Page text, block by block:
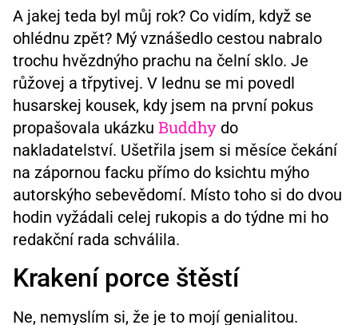
A jakej teda byl můj rok? Co vidím, když se
ohlédnu zpět? Mý vznášedlo cestou nabralo
trochu hvězdnýho prachu na čelní sklo. Je
růžovej a třpytivej. V lednu se mi povedl
husarskej kousek, kdy jsem na první pokus
propašovala ukázku Buddhy do
nakladatelství. Ušetřila jsem si měsíce čekání
na zápornou facku přímo do ksichtu mýho
autorskýho sebevědomí. Místo toho si do dvou
hodin vyžádali celej rukopis a do týdne mi ho
redakční rada schválila.
Krakení porce štěstí
Ne, nemyslím si, že je to mojí genialitou.